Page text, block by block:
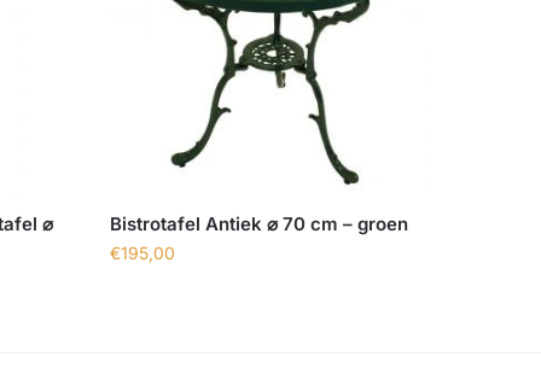
⌀
Bistrotafel Antiek ⌀ 70 cm – groen
€195,00